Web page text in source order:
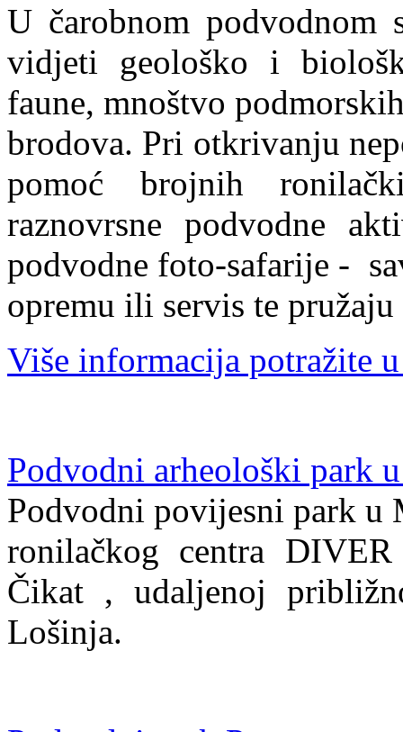
U čarobnom podvodnom
vidjeti geološko i
faune, mnoštvo
brodova. Pri otkrivanju
pomoć brojnih
raznovrsne podvodne
podvodne foto-safarije -
opremu ili servis te
Više informacija potražite
Podvodni arheološki park
Podvodni povijesni park u
ronilačkog centra
Čikat , udaljenoj
Lošinja.